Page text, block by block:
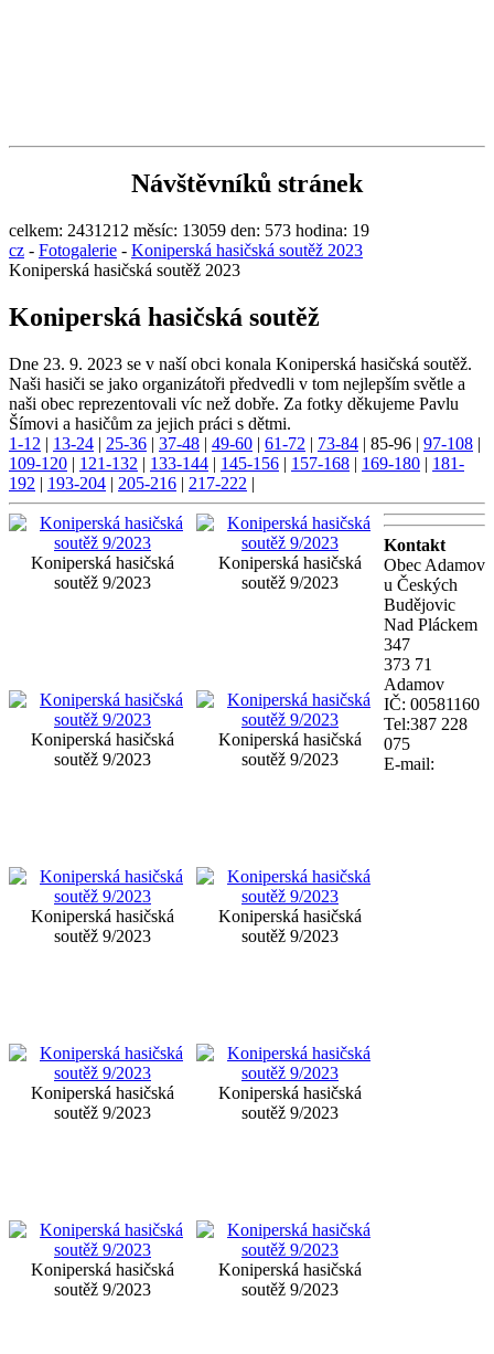
Návštěvníků stránek
celkem: 2431212 měsíc: 13059 den: 573 hodina: 19
cz - Fotogalerie - Koniperská hasičská soutěž 2023
Koniperská hasičská soutěž 2023
Koniperská hasičská soutěž
Dne 23. 9. 2023 se v naší obci konala Koniperská hasičská soutěž.
Naši hasiči se jako organizátoři předvedli v tom nejlepším světle a
naši obec reprezentovali víc než dobře. Za fotky děkujeme Pavlu
Šímovi a hasičům za jejich práci s dětmi.
1-12 | 13-24 | 25-36 | 37-48 | 49-60 | 61-72 | 73-84 | 85-96 | 97-108 |
109-120 | 121-132 | 133-144 | 145-156 | 157-168 | 169-180 | 181-
192 | 193-204 | 205-216 | 217-222 |
Koniperská hasičská
soutěž 9/2023
Koniperská hasičská
soutěž 9/2023
Koniperská hasičská
soutěž 9/2023
Koniperská hasičská
soutěž 9/2023
Koniperská hasičská
soutěž 9/2023
Koniperská hasičská
soutěž 9/2023
Koniperská hasičská
soutěž 9/2023
Koniperská hasičská
soutěž 9/2023
Koniperská hasičská
soutěž 9/2023
Koniperská hasičská
soutěž 9/2023
Kontakt
Obec Adamov
u Českých
Budějovic
Nad Pláckem
347
373 71
Adamov
IČ: 00581160
Tel:387 228
075
E-mail: